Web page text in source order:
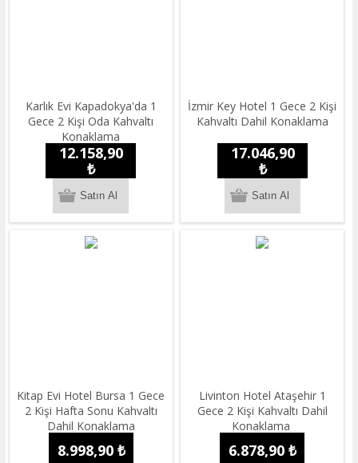
Karlık Evi Kapadokya'da 1
Gece 2 Kişi Oda Kahvaltı
Konaklama
12.158,90
₺
İzmir Key Hotel 1 Gece 2 Kişi
Kahvaltı Dahil Konaklama
17.046,90
₺
Kitap Evi Hotel Bursa 1 Gece
2 Kişi Hafta Sonu Kahvaltı
Dahil Konaklama
8.998,90 ₺
Livinton Hotel Ataşehir 1
Gece 2 Kişi Kahvaltı Dahil
Konaklama
6.878,90 ₺